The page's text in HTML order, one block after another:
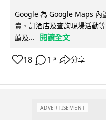
Google 為 Google Maps 內
賣、訂酒店及查詢現場活動
薦及...
閱讀全文
18 1 ↗ 分享
ADVERTISEMENT